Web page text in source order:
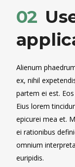
02
Alienum
ex, nihil
partem ei est.
Eius lorem
epicurei mea et.
ei rationibus
omnium
euripidis.